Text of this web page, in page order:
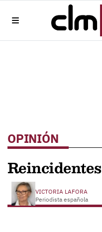
OPINIÓN
Reincidentes
VICTORIA LAFORA
Periodista española